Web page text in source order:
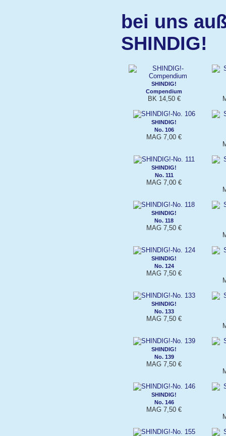
bei uns
SHINDIG!
SHINDIG!
Compendium
BK 14,50 €
SHINDIG!
No. 106
MAG 7,00 €
SHINDIG!
No. 111
MAG 7,00 €
SHINDIG!
No. 118
MAG 7,50 €
SHINDIG!
No. 124
MAG 7,50 €
SHINDIG!
No. 133
MAG 7,50 €
SHINDIG!
No. 139
MAG 7,50 €
SHINDIG!
No. 146
MAG 7,50 €